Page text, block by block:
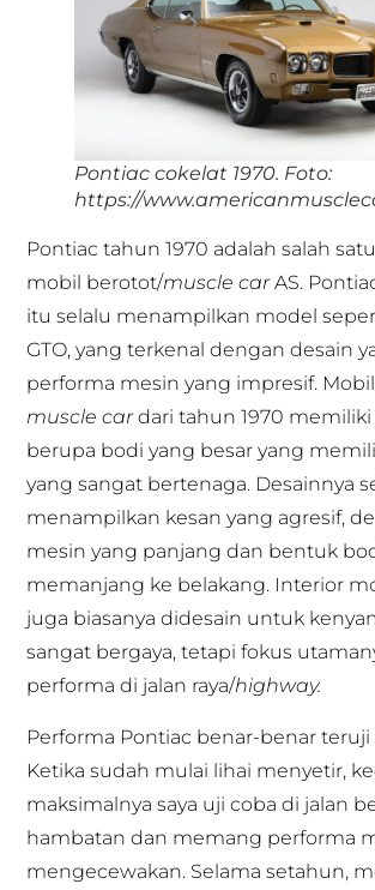
Pontiac cokelat 1970. Foto:
https://
Pontiac tahun 1970 adalah salah
mobil berotot/muscle carAS.
itu selalu menampilkan model
GTO, yang terkenal dengan desain
performa mesin yang impresif.
muscle cardari tahun 1970 memiliki
berupa bodi yang besar yang
yang sangat bertenaga. Desainnya
menampilkan kesan yang agresif,
mesin yang panjang dan bentuk
memanjang ke belakang. Interior
juga biasanya didesain untuk
sangat bergaya, tetapi fokus
performa di jalan raya/highway.
Performa Pontiac benar-benar teruji
Ketika sudah mulai lihai menyetir,
maksimalnya saya uji coba di jalan
hambatan dan memang performa
mengecewakan. Selama setahun,